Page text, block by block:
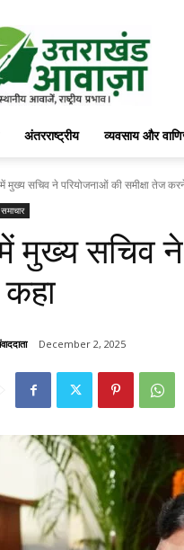
आवाज़
अंतरराष्ट्रीय व्यवसाय और
मुख्य सचिव ने परियोजनाओं की समीक्षा तेज
मुख्य सचिव
December 2, 2025